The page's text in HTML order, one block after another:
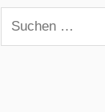
Suchen
nach: